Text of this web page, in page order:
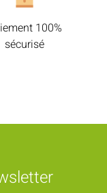
100%
sécurisé